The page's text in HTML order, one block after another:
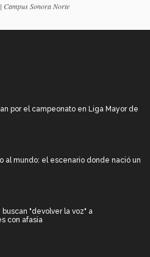
Campus Sonora Norte
por el campeonato en Liga Mayor de
al mundo: el escenario donde nació un
"devolver la voz" a
con afasia